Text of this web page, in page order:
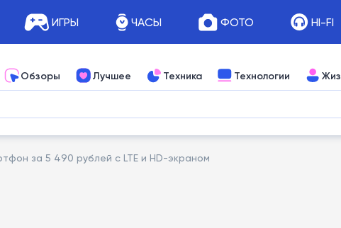
ИГРЫ ЧАСЫ ФОТО HI-FI
Обзоры Лучшее Техника Технологии
за 5 490 рублей с LTE и HD-экраном